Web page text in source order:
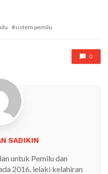
sistem pemilu
0
SADIKIN
untuk Pemilu dan
2016, lelaki kelahiran